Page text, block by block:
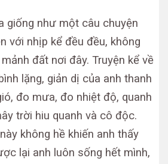
giống như một câu chuyện
với nhịp kể đều đều, không
đất nơi đây. Truyện kể về
lặng, giản dị của anh thanh
đo mưa, đo nhiệt độ, quanh
trời hiu quanh và cô độc.
không hề khiến anh thấy
lại anh luôn sống hết mình,